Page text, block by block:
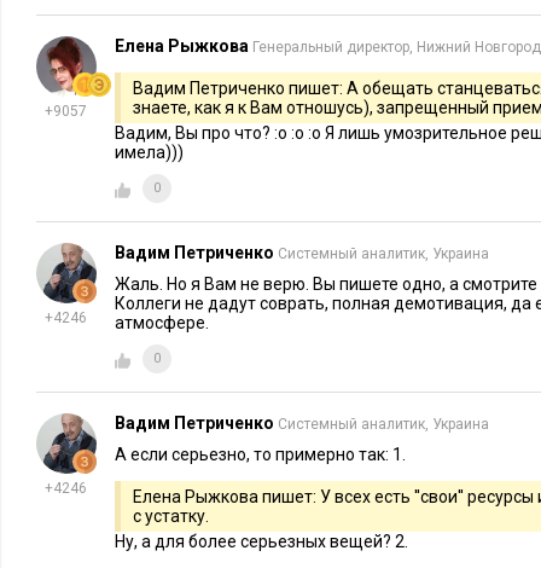
Итак, есть ли смысл в выделении трех ипостасей контент-
менеджмента (и, соответственно, Е-xecutive) тут новые
задач? Есть ли у Сообщества интерес к теме? У той его
службами и отделами, у молодежи?
Скоро узнаем.
+9057
Елена Рыжкова Генеральный директор, Нижний Новгород
Вадим Петриченко пишет: А обещать
знаете, как я к Вам отношусь), запрещенный
Вадим, Вы про что? :o :o :o Я лишь умозрительное
имела)))
0
+4246
Вадим Петриченко Системный аналитик, Украина
Жаль. Но я Вам не верю. Вы пишете одно, а
Коллеги не дадут соврать, полная демотивация,
атмосфере.
0
+4246
Вадим Петриченко Системный аналитик, Украина
А если серьезно, то примерно так: 1.
Елена Рыжкова пишет: У всех есть ''свои''
с устатку.
Ну, а для более серьезных вещей? 2.